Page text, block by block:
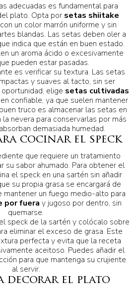
adecuadas es fundamental para
plato. Opta por setas shiitake
un color marrón uniforme y sin
blandas. Las setas deben oler a
indica que están en buen estado.
un aroma ácido o excesivamente
pueden estar pasadas.
es verificar su textura. Las setas
y suaves al tacto, sin ser
elige setas cultivadas
confiable, ya que suelen mantener
truco es almacenar las setas en
nevera para conservarlas por más
demasiada humedad.
cocinar el speck
que requiere un tratamiento
su sabor ahumado. Para obtener el
el speck en una sartén sin añadir
su propia grasa se encargará de
mantener un fuego medio-alto para
por fuera y jugoso por dentro, sin
quemarse.
speck de la sartén y colócalo sobre
eliminar el exceso de grasa. Este
perfecta y evita que la receta
aceitoso. Puedes añadir el
para que mantenga su crujiente
al servir.
decorar el plato